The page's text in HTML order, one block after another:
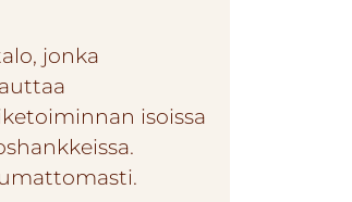
jonka
isoissa